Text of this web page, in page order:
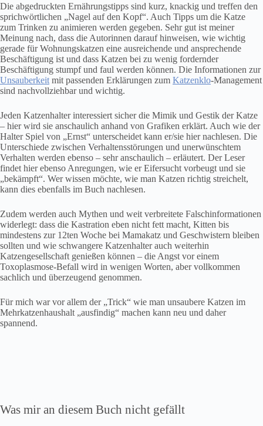
Die abgedruckten Ernährungstipps sind kurz, knackig und treffen den
sprichwörtlichen „Nagel auf den Kopf“. Auch Tipps um die Katze
zum Trinken zu animieren werden gegeben. Sehr gut ist meiner
Meinung nach, dass die Autorinnen darauf hinweisen, wie wichtig
gerade für Wohnungskatzen eine ausreichende und ansprechende
Beschäftigung ist und dass Katzen bei zu wenig fordernder
Beschäftigung stumpf und faul werden können. Die Informationen zur
Unsauberkeit mit passenden Erklärungen zum Katzenklo-Management
sind nachvollziehbar und wichtig.
Jeden Katzenhalter interessiert sicher die Mimik und Gestik der Katze
– hier wird sie anschaulich anhand von Grafiken erklärt. Auch wie der
Halter Spiel von „Ernst“ unterscheidet kann er/sie hier nachlesen. Die
Unterschiede zwischen Verhaltensstörungen und unerwünschtem
Verhalten werden ebenso – sehr anschaulich – erläutert. Der Leser
findet hier ebenso Anregungen, wie er Eifersucht vorbeugt und sie
„bekämpft“. Wer wissen möchte, wie man Katzen richtig streichelt,
kann dies ebenfalls im Buch nachlesen.
Zudem werden auch Mythen und weit verbreitete Falschinformationen
widerlegt: dass die Kastration eben nicht fett macht, Kitten bis
mindestens zur 12ten Woche bei Mamakatz und Geschwistern bleiben
sollten und wie schwangere Katzenhalter auch weiterhin
Katzengesellschaft genießen können – die Angst vor einem
Toxoplasmose-Befall wird in wenigen Worten, aber vollkommen
sachlich und überzeugend genommen.
Für mich war vor allem der „Trick“ wie man unsaubere Katzen im
Mehrkatzenhaushalt „ausfindig“ machen kann neu und daher
spannend.
Was mir an diesem Buch nicht gefällt